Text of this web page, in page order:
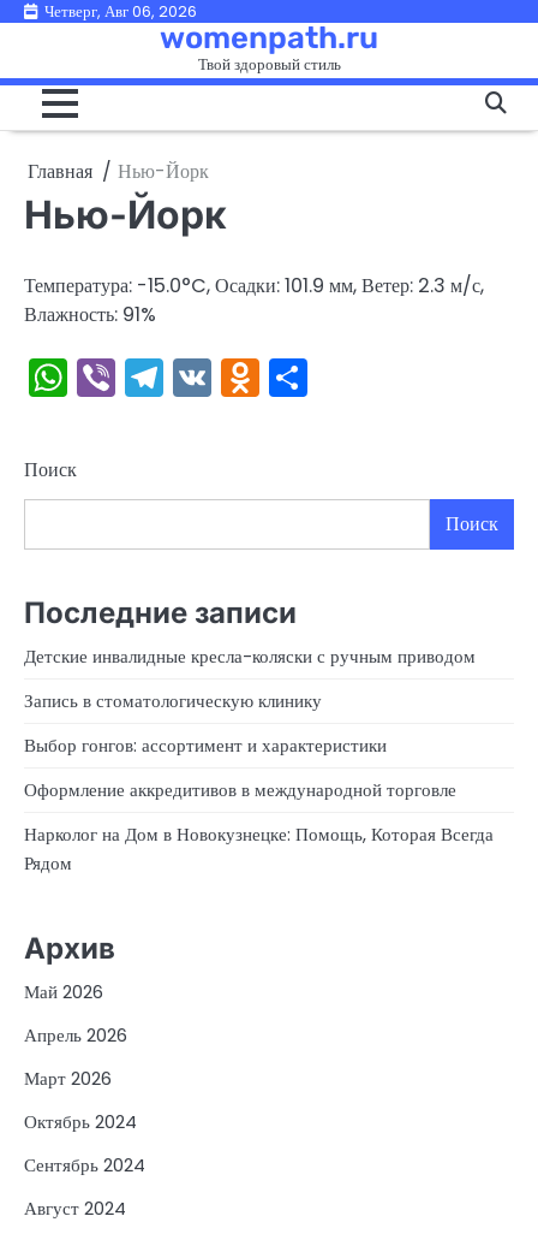
ПерейтиЧетверг, Авг 06, 2026
womenpath.ru
Твой здоровый стиль
Главная Нью-Йорк
Нью-Йорк
Температура: -15.0°C, Осадки: 101.9 мм, Ветер: 2.3 м/с,
Влажность: 91%
WhatsApp
ViberTelegram
VKOdnoklassniki
Поиск
Поиск
Последние записи
Детские инвалидные кресла-коляски с ручным приводом
Запись в стоматологическую клинику
Выбор гонгов: ассортимент и характеристики
Оформление аккредитивов в международной торговле
Нарколог на Дом в Новокузнецке: Помощь, Которая Всегда
Рядом
Архив
Май 2026
Апрель 2026
Март 2026
Октябрь 2024
Сентябрь 2024
Август 2024